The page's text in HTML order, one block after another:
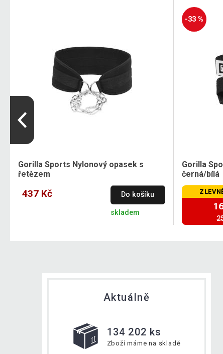
Gorilla Sports Nylonový opasek s
řetězem
437 Kč Do košíku
skladem
-33 %
Gorilla
černá/bílá
Aktuálně
134 202 ks
Zboží máme na skladě